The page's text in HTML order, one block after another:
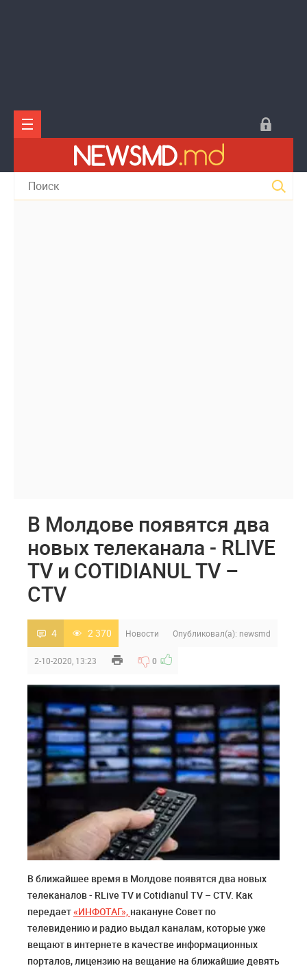
В Молдове появятся два
новых телеканала - RLIVE
TV и COTIDIANUL TV –
CTV
4 2 370 Новости Опубликовал(а): newsmd
2-10-2020, 13:23 0
В ближайшее время в Молдове появятся два новых
телеканалов - RLive TV и Cotidianul TV – CTV. Как
передает«ИНФОТАГ», накануне Совет по
телевидению и радио выдал каналам, которые уже
вещают в интернете в качестве информационных
порталов, лицензию на вещание на ближайшие девять